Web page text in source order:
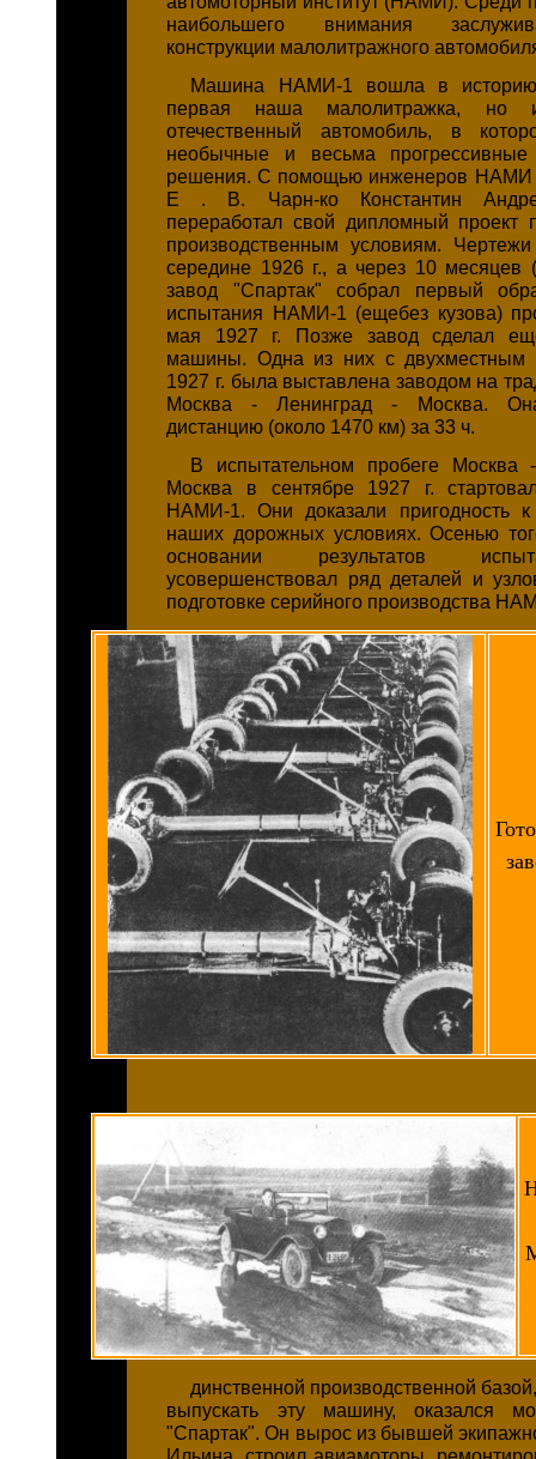
наибольшего внимания
конструкции малолитражного
Машина НАМИ-1 вошла в историю
первая наша малолитражка, но
отечественный автомобиль, в
необычные и весьма прогрессивные
решения. С помощью инженеров НАМИ
Е . В. Чарн-ко Константин
переработал свой дипломный проект
производственным условиям.
середине 1926 г., а через 10 месяцев
завод "Спартак" собрал первый
испытания НАМИ-1 (ещебез кузова)
мая 1927 г. Позже завод сделал
машины. Одна из них с двухместным
1927 г. была выставлена заводом на
Москва - Ленинград - Москва.
дистанцию (около 1470 км) за 33 ч.
В испытательном пробеге Москва
Москва в сентябре 1927 г.
НАМИ-1. Они доказали пригодность к
наших дорожных условиях. Осенью
основании результатов
усовершенствовал ряд деталей и
подготовке серийного производства
динственной производственной
выпускать эту машину, оказался
"Спартак". Он вырос из бывшей